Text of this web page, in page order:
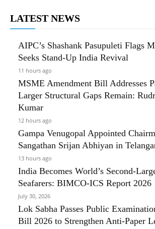
LATEST NEWS
AIPC’s Shashank Pasupuleti Flags
Seeks Stand-Up India Revival
11 hours ago
MSME Amendment Bill Addresses
Larger Structural Gaps Remain:
Kumar
12 hours ago
Gampa Venugopal Appointed
Sangathan Srijan Abhiyan in
13 hours ago
India Becomes World’s Second-
Seafarers: BIMCO-ICS Report 2026
July 30, 2026
Lok Sabha Passes Public
Bill 2026 to Strengthen Anti-Paper